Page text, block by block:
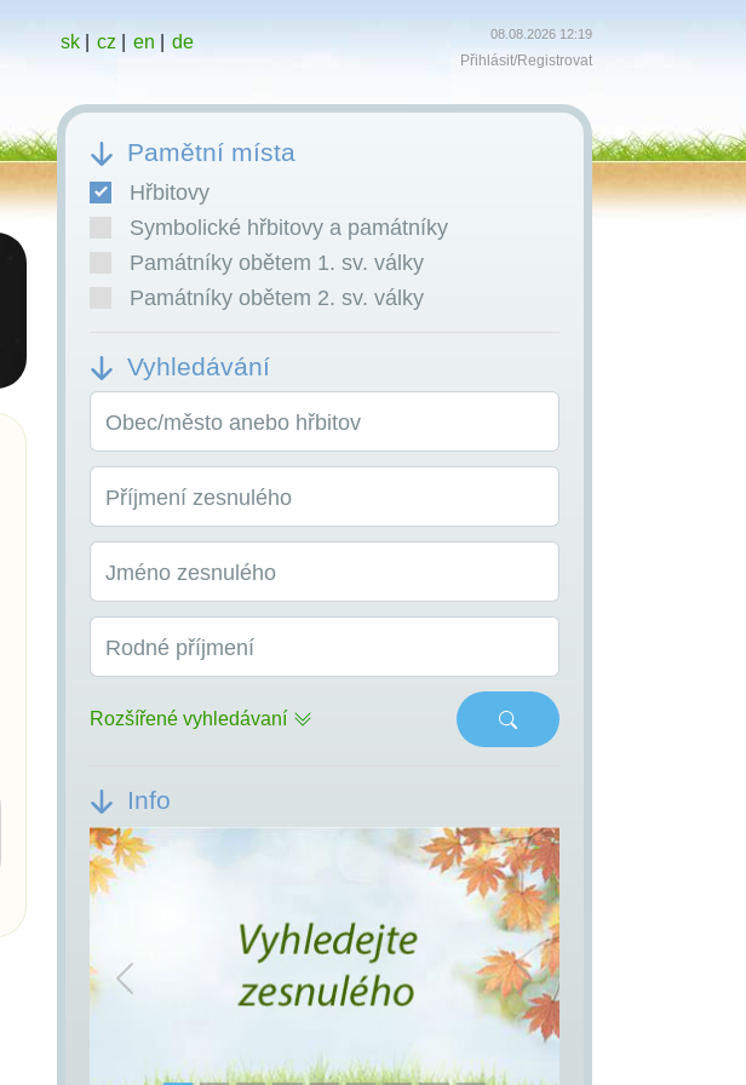
sk| cz en de 08.08.2026 12:19
Přihlásit/Registrovat
Pamětní místa
Hřbitovy
Symbolické hřbitovy a památníky
Památníky obětem 1. sv. války
Památníky obětem 2. sv. války
Vyhledávání
Obec/město anebo hřbitov
Příjmení zesnulého
Jméno zesnulého
Rodné příjmení
Rozšířené vyhledávaní
Info
Previous Next